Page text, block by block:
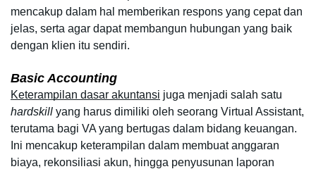
mencakup dalam hal memberikan respons yang cepat dan
jelas, serta agar dapat membangun hubungan yang baik
dengan klien itu sendiri.
Basic Accounting
Keterampilan dasar akuntansi
hardskill yang harus dimiliki oleh seorang Virtual Assistant,
terutama bagi VA yang bertugas dalam bidang keuangan.
Ini mencakup keterampilan dalam membuat anggaran
biaya, rekonsiliasi akun, hingga penyusunan laporan